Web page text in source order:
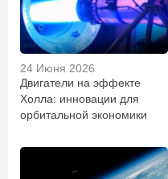
24 Июня 2026
Двигатели на эффекте
Холла: инновации для
орбитальной экономики